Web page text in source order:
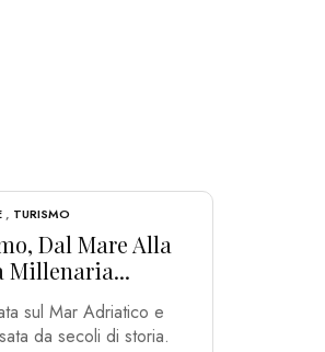
, TURISMO
Dal Mare Alla
Millenaria...
sul Mar Adriatico e
da secoli di storia.